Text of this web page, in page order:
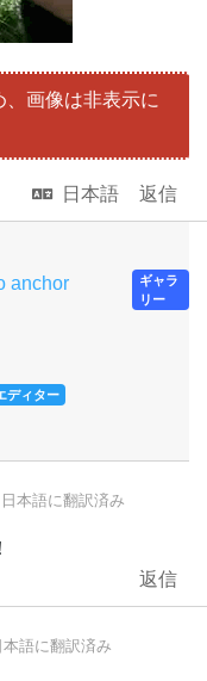
画像は非表示に
日本語 返信
anchor
ギャラ
リー
ディター
日本語に翻訳済み
返信
本語に翻訳済み